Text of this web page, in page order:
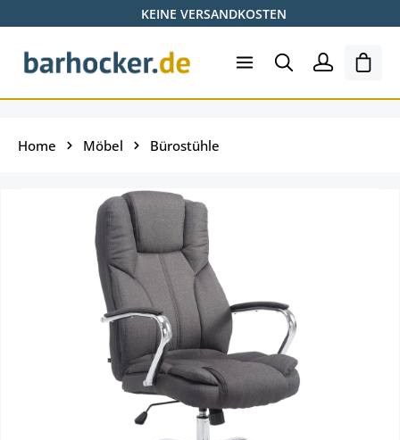
Zum Hauptinhalt springenKEINE VERSANDKOSTEN
Home Möbel Bürostühle